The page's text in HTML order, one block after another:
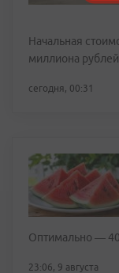
Начальная
миллиона рублей
сегодня, 00:31
Оптимально —
23:06, 9 августа